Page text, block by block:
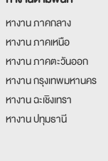
หางาน ภาคกลาง
หางาน ภาคเหนือ
หางาน ภาคตะวันออก
หางาน กรุงเทพมหานคร
หางาน ฉะเชิงเทรา
หางาน ปทุมธานี